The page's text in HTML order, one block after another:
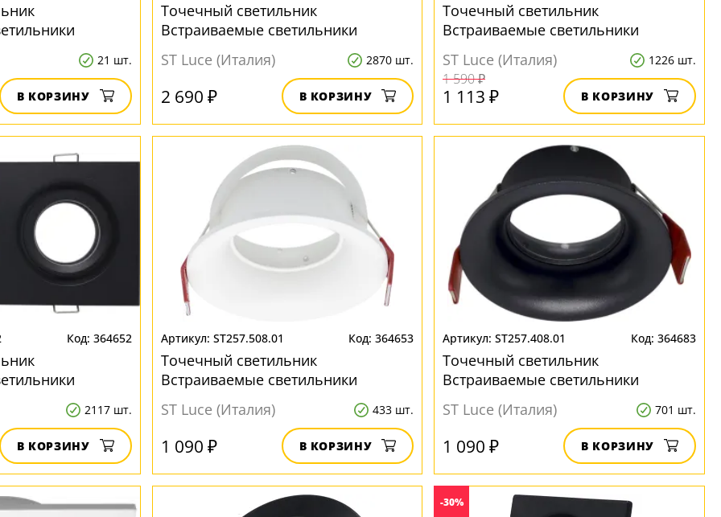
21 шт.
В КОРЗИНУ
Точечный светильник
Встраиваемые светильники
ST Luce (Италия) 2870 шт.
2 690 ₽ В КОРЗИНУ
Точечный светильник
Встраиваемые светильники
ST Luce (Италия) 1226 шт.
1 590 ₽
1 113 ₽ В КОРЗИНУ
364652
2117 шт.
В КОРЗИНУ
ST257.508.01 364653
Точечный светильник
Встраиваемые светильники
ST Luce (Италия) 433 шт.
1 090 ₽ В КОРЗИНУ
ST257.408.01 364683
Точечный светильник
Встраиваемые светильники
ST Luce (Италия) 701 шт.
1 090 ₽ В КОРЗИНУ
-30%